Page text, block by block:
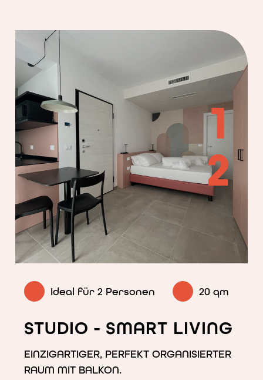
<p>Einzimmerwohnung
zum
Innenhof.
</p>
1
2
Ideal für 2 Personen 20 qm
STUDIO - SMART LIVING
EINZIGARTIGER, PERFEKT ORGANISIERTER
RAUM MIT BALKON.